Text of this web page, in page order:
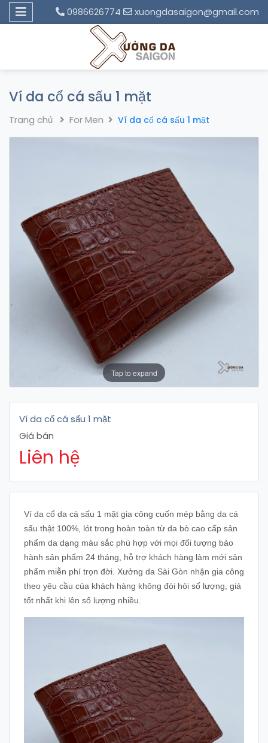
0986626774 xuongdasaigon@gmail.com
Ví da cổ cá sấu 1 mặt
Trang chủ For Men Ví da cổ cá sấu 1 mặt
Tap to expand
Ví da cổ cá sấu 1 mặt
Giá bán
Liên hệ
Ví da cổ da cá sấu 1 mặt gia công cuốn mép bằng da cá
sấu thật 100%, lót trong hoàn toàn từ da bò cao cấp sản
phẩm da dạng màu sắc phù hợp với mọi đối tượng bảo
hành sản phẩm 24 tháng, hỗ trợ khách hàng làm mới sản
phẩm miễn phí trọn đời. Xưởng da Sài Gòn nhận gia công
theo yêu cầu của khách hàng không đòi hỏi số lượng, giá
tốt nhất khi lên số lượng nhiều.